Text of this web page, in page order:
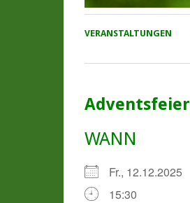
VERANSTALTUNGEN
Adventsfeier
WANN
Fr., 12.12.2025
15:30